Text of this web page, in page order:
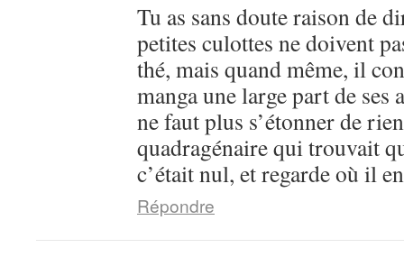
Tu as sans doute raison de
petites culottes ne doivent
thé, mais quand même, il
manga une large part de ses
ne faut plus s’étonner de
quadragénaire qui trouvait
c’était nul, et regarde où il
Répondre